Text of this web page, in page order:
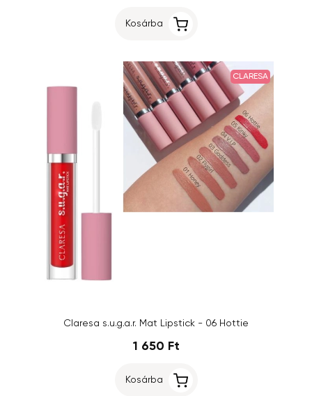
Kosárba
CLARESA
Claresa s.u.g.a.r. Mat Lipstick - 06 Hottie
1 650 Ft
Kosárba